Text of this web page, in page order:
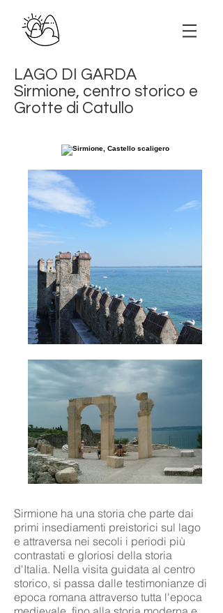
LAGO DI GARDA
Sirmione, centro storico e
Grotte di Catullo
Sirmione ha una storia che parte dai
primi insediamenti preistorici sul lago
e attraversa nei secoli i periodi più
contrastati e gloriosi della storia
d'Italia. Nella visita guidata al centro
storico, si passa dalle testimonianze di
epoca romana attraverso tutta l'epoca